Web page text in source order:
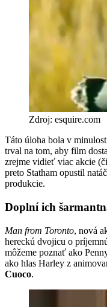
Zdroj: esquire.com
Táto úloha bola v
trval na tom, aby film
zrejme vidieť viac akcie
preto Statham opustil
produkcie.
Doplní ich
Man from Toronto, nová
hereckú dvojicu o
môžeme poznať ako
ako hlas Harley z
Cuoco.